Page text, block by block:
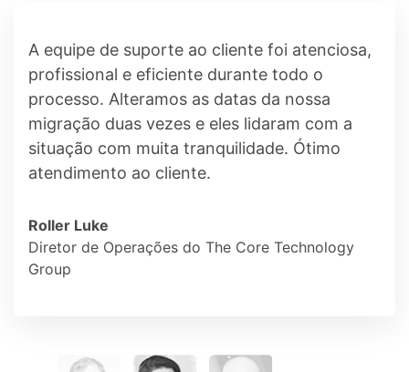
A equipe de suporte ao cliente foi atenciosa,
profissional e eficiente durante todo o
processo. Alteramos as datas da nossa
migração duas vezes e eles lidaram com a
situação com muita tranquilidade. Ótimo
atendimento ao cliente.
Roller Luke
Diretor de Operações do The Core Technology
Group